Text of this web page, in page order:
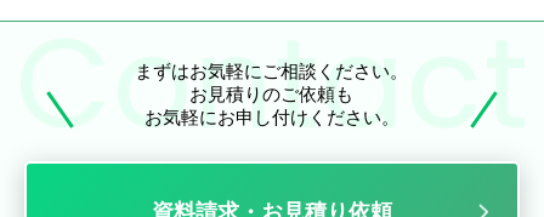
まずはお気軽にご相談ください。
お見積りのご依頼も
お気軽にお申し付けください。